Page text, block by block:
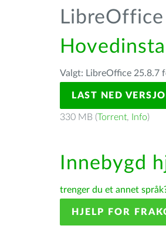
LibreOffice
Valgt: LibreOffice 25.8.7
LAST NED
330 MB (Torrent, Info)
Innebygd
trenger du et annet
HJELP FOR